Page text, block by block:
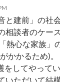
と建前」の社会
相談者のケー
「熱心な家族」
かかるため)。
をしてやって
いただいて結